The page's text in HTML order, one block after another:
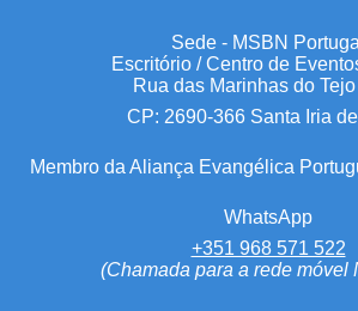
Sede - MSBN Portugal
Escritório / Centro de
Rua das Marinhas do Tejo
CP: 2690-366 Santa Iria
Membro da Aliança Evangélica
WhatsApp
+351 968 571 522
(Chamada para a rede móvel